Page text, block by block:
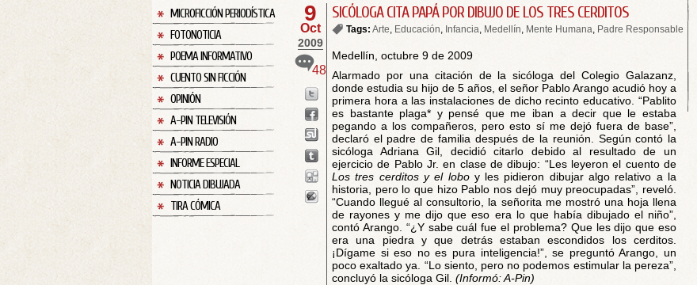
MICROFICCIÓN PERIODÍSTICA
FOTONOTICIA
POEMA INFORMATIVO
CUENTO SIN FICCIÓN
OPINIÓN
A-PIN TELEVISIÓN
A-PIN RADIO
INFORME ESPECIAL
NOTICIA DIBUJADA
TIRA CÓMICA
9
Oct
2009
48
SICÓLOGA CITA PAPÁ POR DIBUJO DE LOS TRES CERDITOS
Tags: Arte, Educación, Infancia, Medellín, Mente Humana, Padre Responsable
Medellín, octubre 9 de 2009
Alarmado por una citación de la sicóloga del Colegio Galazanz,
donde estudia su hijo de 5 años, el señor Pablo Arango acudió hoy a
primera hora a las instalaciones de dicho recinto educativo. “Pablito
es bastante plaga* y pensé que me iban a decir que le estaba
pegando a los compañeros, pero esto sí me dejó fuera de base”,
declaró el padre de familia después de la reunión. Según contó la
sicóloga Adriana Gil, decidió citarlo debido al resultado de un
ejercicio de Pablo Jr. en clase de dibujo: “Les leyeron el cuento de
Los tres cerditos y el loboy les pidieron dibujar algo relativo a la
historia, pero lo que hizo Pablo nos dejó muy preocupadas”, reveló.
“Cuando llegué al consultorio, la señorita me mostró una hoja llena
de rayones y me dijo que eso era lo que había dibujado el niño”,
contó Arango. “¿Y sabe cuál fue el problema? Que les dijo que eso
era una piedra y que detrás estaban escondidos los cerditos.
¡Dígame si eso no es pura inteligencia!”, se preguntó Arango, un
poco exaltado ya. “Lo siento, pero no podemos estimular la pereza”,
concluyó la sicóloga Gil. (Informó: A-Pin)